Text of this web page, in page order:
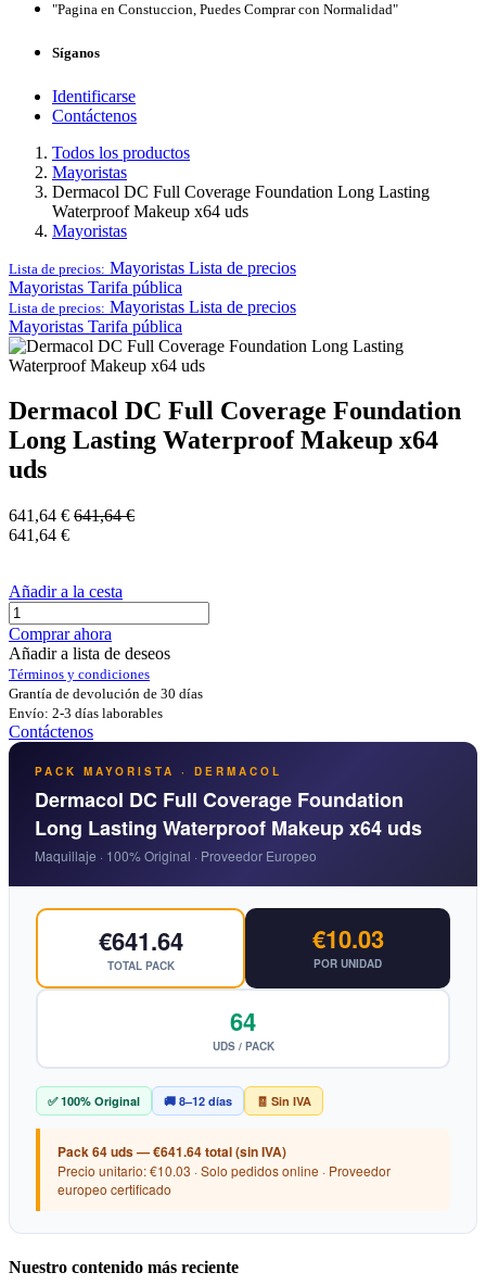
"Pagina en Constuccion, Puedes Comprar con Normalidad"
Síganos
Identificarse
Contáctenos
Todos los productos
Mayoristas
Dermacol DC Full Coverage Foundation Long Lasting
Waterproof Makeup x64 uds
Mayoristas
Lista de precios: Mayoristas Lista de precios
Mayoristas Tarifa pública
Lista de precios: Mayoristas Lista de precios
Mayoristas Tarifa pública
Dermacol DC Full Coverage Foundation
Long Lasting Waterproof Makeup x64
uds
641,64 € 641,64€
641,64 €
Añadir a la cesta
Comprar ahora
Añadir a lista de deseos
Términos y condiciones
Grantía de devolución de 30 días
Envío: 2-3 días laborables
Contáctenos
PACK MAYORISTA · DERMACOL
Dermacol DC Full Coverage Foundation
Long Lasting Waterproof Makeup x64 uds
Maquillaje · 100% Original · Proveedor Europeo
€641.64
TOTAL PACK
€10.03
POR UNIDAD
64
UDS / PACK
✅ 100% Original 🚚 8–12 días 🧾 Sin IVA
Pack 64 uds — €641.64 total (sin IVA)
Precio unitario: €10.03 · Solo pedidos online · Proveedor
europeo certificado
Nuestro contenido más reciente